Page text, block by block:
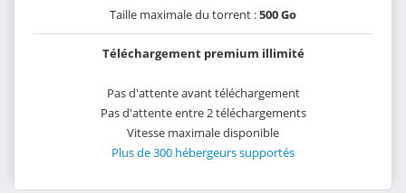
Taille maximale du torrent :500 Go
Téléchargement premium illimité
Pas d'attente avant téléchargement
Pas d'attente entre 2 téléchargements
Vitesse maximale disponible
Plus de 300 hébergeurs supportés